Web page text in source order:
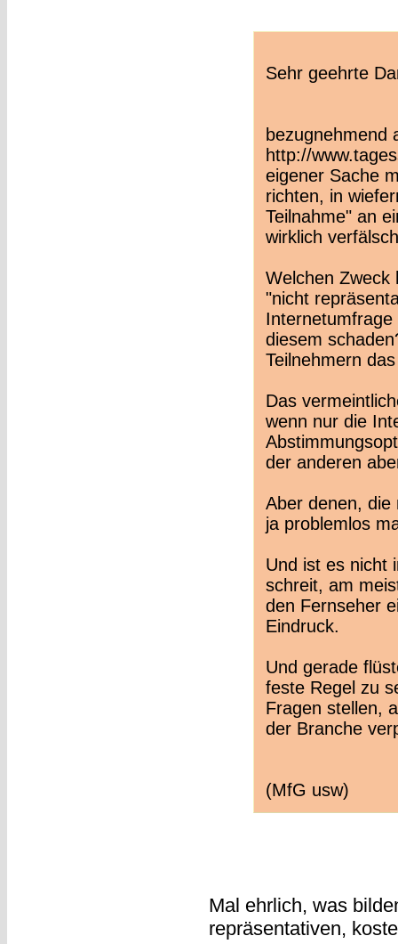
Sehr geehrte
bezugnehmend
http://
eigener Sache
richten, in
Teilnahme" an
wirklich
Welchen Zweck
"nicht
diesem
Teilnehmern
Das
wenn nur die
der anderen
Aber denen, die
ja problemlos
Und ist es nicht
schreit, am
den Fernseher
Eindruck.
Und gerade
feste Regel zu
Fragen stellen,
der Branche
(MfG usw)
Mal ehrlich, was
repräsentativen,